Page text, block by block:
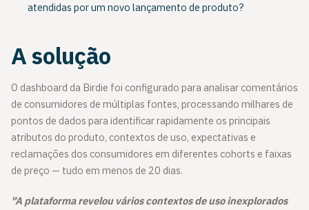
atendidas por um novo lançamento de produto?
A solução
O dashboard da Birdie foi configurado para analisar comentários
de consumidores de múltiplas fontes, processando milhares de
pontos de dados para identificar rapidamente os principais
atributos do produto, contextos de uso, expectativas e
reclamações dos consumidores em diferentes cohorts e faixas
de preço — tudo em menos de 20 dias.
"A plataforma revelou vários contextos de uso inexplorados